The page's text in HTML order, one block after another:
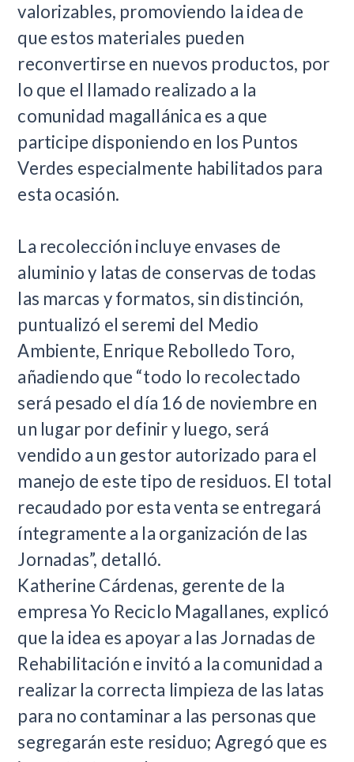
valorizables, promoviendo la idea de
que estos materiales pueden
reconvertirse en nuevos productos, por
lo que el llamado realizado a la
comunidad magallánica es a que
participe disponiendo en los Puntos
Verdes especialmente habilitados para
esta ocasión.
La recolección incluye envases de
aluminio y latas de conservas de todas
las marcas y formatos, sin distinción,
puntualizó el seremi del Medio
Ambiente, Enrique Rebolledo Toro,
añadiendo que “todo lo recolectado
será pesado el día 16 de noviembre en
un lugar por definir y luego, será
vendido a un gestor autorizado para el
manejo de este tipo de residuos. El total
recaudado por esta venta se entregará
íntegramente a la organización de las
Jornadas”, detalló.
Katherine Cárdenas, gerente de la
empresa Yo Reciclo Magallanes, explicó
que la idea es apoyar a las Jornadas de
Rehabilitación e invitó a la comunidad a
realizar la correcta limpieza de las latas
para no contaminar a las personas que
segregarán este residuo; Agregó que es